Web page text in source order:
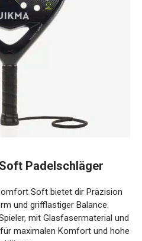
Form und grifflastiger
Spieler, mit
EVA-Schaumstoff für
Toleranz bei außermittigen